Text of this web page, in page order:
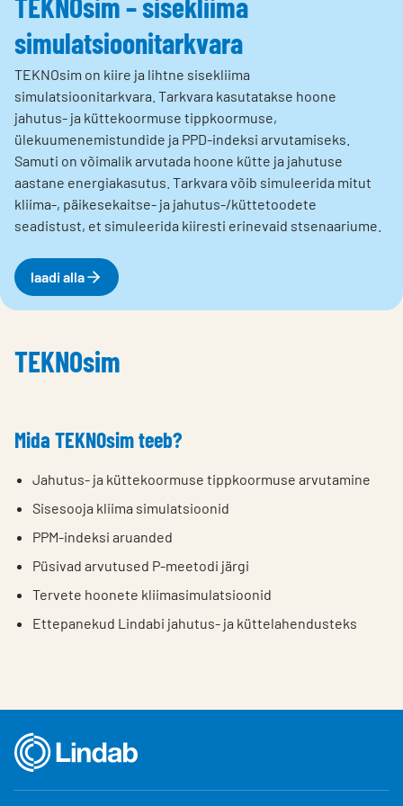
simulatsioonitarkvara
TEKNOsim on kiire ja lihtne sisekliima
simulatsioonitarkvara. Tarkvara kasutatakse hoone
jahutus- ja küttekoormuse tippkoormuse,
ülekuumenemistundide ja PPD-indeksi arvutamiseks.
Samuti on võimalik arvutada hoone kütte ja jahutuse
aastane energiakasutus. Tarkvara võib simuleerida mitut
kliima-, päikesekaitse- ja jahutus-/küttetoodete
seadistust, et simuleerida kiiresti erinevaid stsenaariume.
laadi alla
TEKNOsim
Mida TEKNOsim teeb?
Jahutus- ja küttekoormuse tippkoormuse arvutamine
Sisesooja kliima simulatsioonid
PPM-indeksi aruanded
Püsivad arvutused P-meetodi järgi
Tervete hoonete kliimasimulatsioonid
Ettepanekud Lindabi jahutus- ja küttelahendusteks